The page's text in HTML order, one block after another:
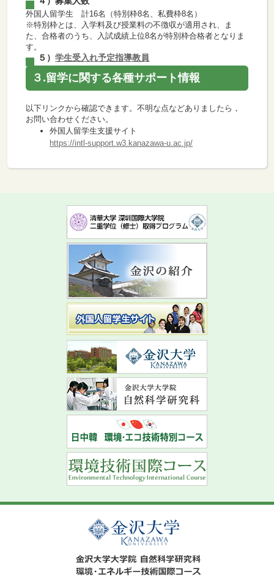
外国人留学生 計16名（特別枠8名、私費枠8名）
※特別枠とは、入学料及び授業料の不徴収が適用され、ま
た、合格者のうち、入試成績上位8名が特別枠合格者となりま
す。
５）学生受入れ予定指導教員
３.留学に関する各種サポート情報
以下リンクから確認できます。不明な点などありましたら，
お問い合わせください。
外国人留学生支援サイト
https://intl-support.w3.kanazawa-u.ac.jp/